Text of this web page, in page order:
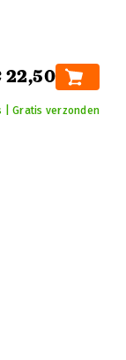
22,50
| Gratis verzonden